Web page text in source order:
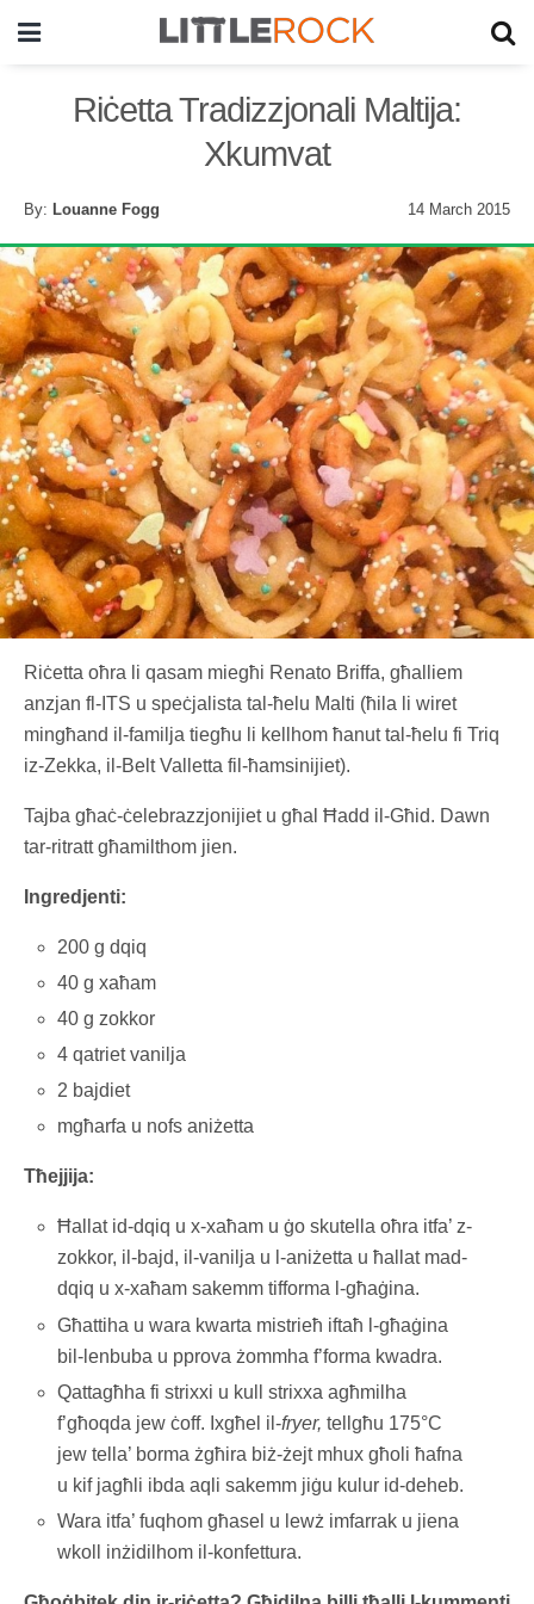
Riċetta Tradizzjonali Maltija:
Xkumvat
By: Louanne Fogg 14 March 2015
Riċetta oħra li qasam miegħi Renato Briffa, għalliem
anzjan fl-ITS u speċjalista tal-ħelu Malti (ħila li wiret
mingħand il-familja tiegħu li kellhom ħanut tal-ħelu fi Triq
iz-Zekka, il-Belt Valletta fil-ħamsinijiet).
Tajba għaċ-ċelebrazzjonijiet u għal Ħadd il-Għid. Dawn
tar-ritratt għamilthom jien.
Ingredjenti:
200 g dqiq
40 g xaħam
40 g zokkor
4 qatriet vanilja
2 bajdiet
mgħarfa u nofs aniżetta
Tħejjija:
Ħallat id-dqiq u x-xaħam u ġo skutella oħra itfa’ z-
zokkor, il-bajd, il-vanilja u l-aniżetta u ħallat mad-
dqiq u x-xaħam sakemm tifforma l-għaġina.
Għattiha u wara kwarta mistrieħ iftaħ l-għaġina
bil-lenbuba u pprova żommha f’forma kwadra.
Qattagħha fi strixxi u kull strixxa agħmilha
f’għoqda jew ċoff. Ixgħel il-fryer, tellgħu 175°C
jew tella’ borma żgħira biż-żejt mhux għoli ħafna
u kif jagħli ibda aqli sakemm jiġu kulur id-deheb.
Wara itfa’ fuqhom għasel u lewż imfarrak u jiena
wkoll inżidilhom il-konfettura.